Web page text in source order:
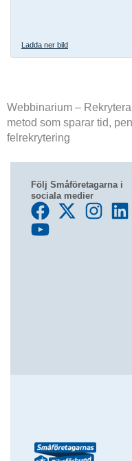
Ladda ner bild
Webbinarium –
metod som sparar tid,
felrekrytering
Följ Småföretagarna i
sociala medier